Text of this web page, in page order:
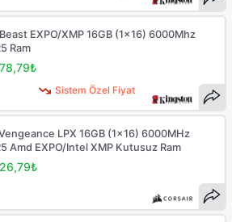
Sistem Özel Fiyat
EXPO/XMP 16GB (1x16) 6000Mhz
Ram
LPX 16GB (1x16) 6000MHz
Amd EXPO/Intel XMP Kutusuz Ram